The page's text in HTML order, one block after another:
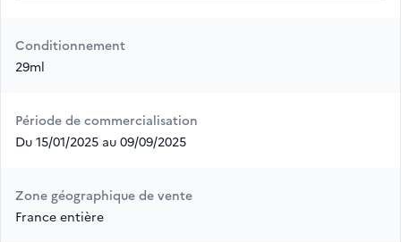
Conditionnement
29ml
Période de commercialisation
Du 15/01/2025 au 09/09/2025
Zone géographique de vente
France entière